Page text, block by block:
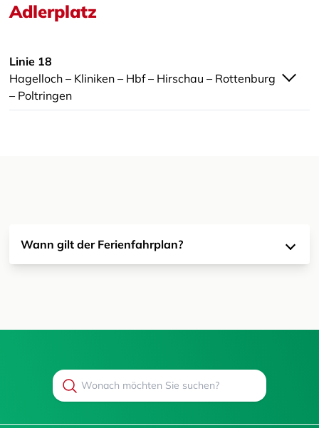
Adlerplatz
Linie 18
Hagelloch – Kliniken – Hbf – Hirschau – Rottenburg
– Poltringen
Wann gilt der Ferienfahrplan?
Search